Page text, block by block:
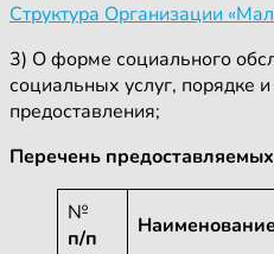
Структура Организации
3) О форме социального
социальных услуг, порядке
предоставления;
Перечень
№
п/п